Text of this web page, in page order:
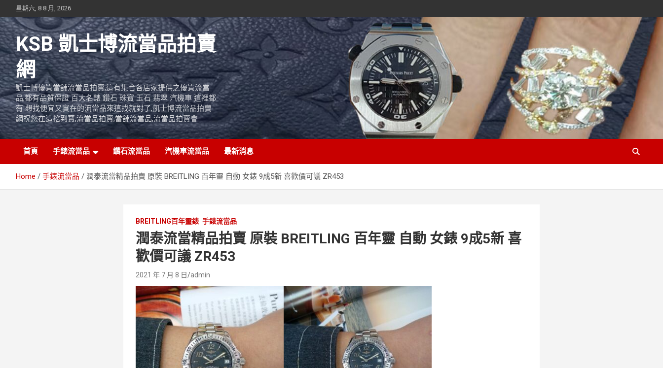
to
content
星期六, 8 8 月, 2026
KSB 凱士博流當品拍賣
網
凱士博優質當舖流當品拍賣,這有集合各店家提供之優質流當
品,都有品質保證 百大名錶 鑽石 珠寶 玉石 翡翠 汽機車 這裡都
有 想找便宜又實在的流當品來這找就對了,凱士博流當品拍賣
網祝您在這挖到寶,流當品拍賣,當舖流當品,流當品拍賣會
首頁 手錶流當品 鑽石流當品 汽機車流當品 最新消息
Home 手錶流當品 潤泰流當精品拍賣 原裝 BREITLING 百年靈 自動 女錶 9成5新 喜歡價可議 ZR453
BREITLING百年靈錶 手錶流當品
潤泰流當精品拍賣 原裝 BREITLING 百年靈 自動 女錶 9成5新 喜
歡價可議 ZR453
2021 年 7 月 8 日 admin